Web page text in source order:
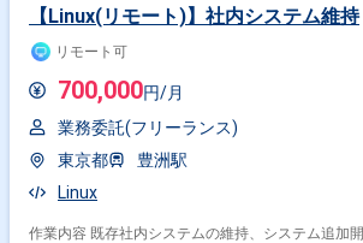
【Linux(リモート)】社内システム維持
リモート可
700,000円/月
業務委託(フリーランス)
東京都
豊洲駅
Linux
作業内容 既存社内システムの維持、システム追加